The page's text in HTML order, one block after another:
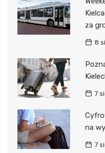
za
8
7
na
7